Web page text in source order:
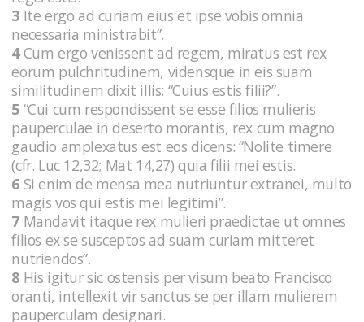
3 Ite ergo ad curiam eius et ipse vobis omnia
necessaria ministrabit”.
4Cum ergo venissent ad regem, miratus est rex
eorum pulchritudinem, vidensque in eis suam
similitudinem dixit illis: “Cuius estis filii?”.
5 “Cui cum respondissent se esse filios mulieris
pauperculae in deserto morantis, rex cum magno
gaudio amplexatus est eos dicens: “Nolite timere
(cfr. Luc 12,32; Mat 14,27) quia filii mei estis.
6 Si enim de mensa mea nutriuntur extranei, multo
magis vos qui estis mei legitimi”.
7 Mandavit itaque rex mulieri praedictae ut omnes
filios ex se susceptos ad suam curiam mitteret
nutriendos”.
8 His igitur sic ostensis per visum beato Francisco
oranti, intellexit vir sanctus se per illam mulierem
pauperculam designari.